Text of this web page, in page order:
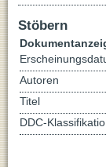
Stöbern
Autoren
Titel
DDC-